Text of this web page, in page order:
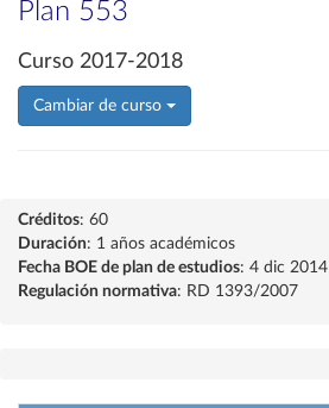
Plan 553
Curso 2017-2018
Cambiar de curso
Créditos: 60
Duración: 1 años académicos
Fecha BOE de plan de estudios: 4 dic 2014
Regulación normativa: RD 1393/2007